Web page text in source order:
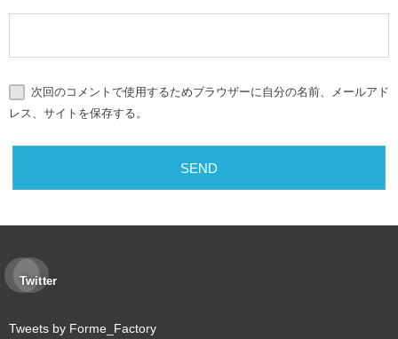
次回のコメントで使用するためブラウザーに自分の名前、メールアド
レス、サイトを保存する。
Twitter
Tweets by Forme_Factory